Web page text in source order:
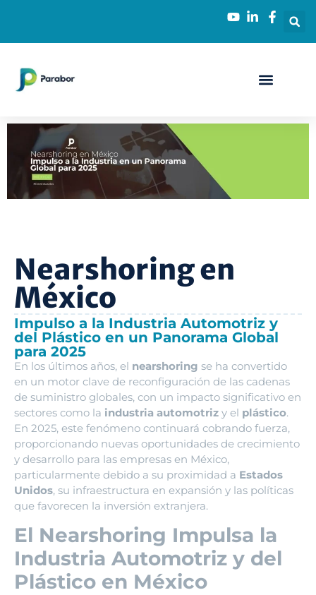
Nearshoring en
México
Impulso a la Industria Automotriz y
del Plástico en un Panorama Global
para 2025
En los últimos años, el nearshoring se ha convertido
en un motor clave de reconfiguración de las cadenas
de suministro globales, con un impacto significativo en
sectores como la industria automotriz y el plástico.
En 2025, este fenómeno continuará cobrando fuerza,
proporcionando nuevas oportunidades de crecimiento
y desarrollo para las empresas en México,
particularmente debido a su proximidad a Estados
Unidos, su infraestructura en expansión y las políticas
que favorecen la inversión extranjera.
El Nearshoring Impulsa la
Industria Automotriz y del
Plástico en México